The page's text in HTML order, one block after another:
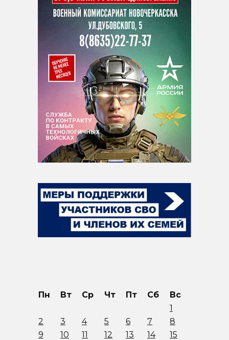
Пн Вт Ср Чт Пт Сб
Вс
1
2
3 4 5 6 7
8
9
10 11 12 13 14
15